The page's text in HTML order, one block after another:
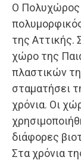
Ο Πολυχώρος
της Αττικής.
χώρο της
πλαστικών
σταματήσει
χρόνια. Οι
διάφορες
Στα χρόνια